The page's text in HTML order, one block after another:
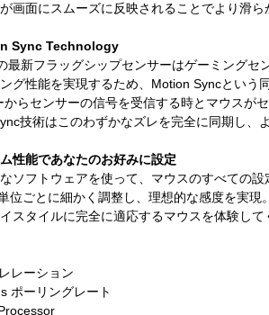
画面にスムーズに反映されることでより滑
Sync Technology
最新フラッグシップセンサーはゲーミングセ
グ性能を実現するため、Motion Syncという
からセンサーの信号を受信する時とマウスが
技術はこのわずかなズレを完全に同期し、
性能であなたのお好みに設定
ソフトウェアを使って、マウスのすべての設
位ごとに細かく調整し、理想的な感度を実
スタイルに完全に適応するマウスを体験して
レーション
ポーリングレート